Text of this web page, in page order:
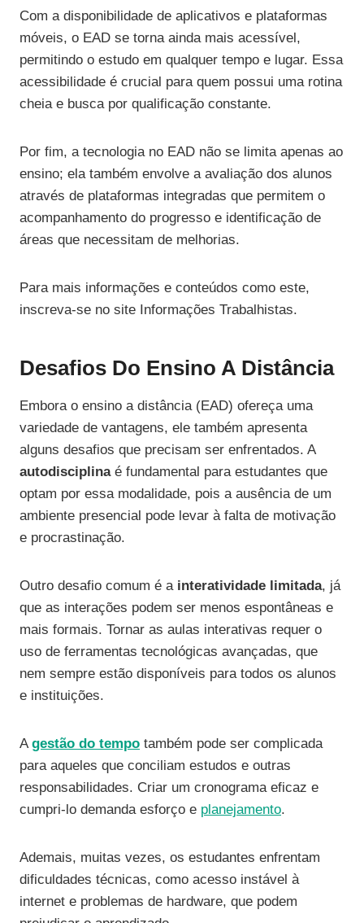
Com a disponibilidade de aplicativos e plataformas
móveis, o EAD se torna ainda mais acessível,
permitindo o estudo em qualquer tempo e lugar. Essa
acessibilidade é crucial para quem possui uma rotina
cheia e busca por qualificação constante.
Por fim, a tecnologia no EAD não se limita apenas ao
ensino; ela também envolve a avaliação dos alunos
através de plataformas integradas que permitem o
acompanhamento do progresso e identificação de
áreas que necessitam de melhorias.
Para mais informações e conteúdos como este,
inscreva-se no site Informações Trabalhistas.
Desafios Do Ensino A Distância
Embora o ensino a distância (EAD) ofereça uma
variedade de vantagens, ele também apresenta
alguns desafios que precisam ser enfrentados. A
autodisciplinaé fundamental para estudantes que
optam por essa modalidade, pois a ausência de um
ambiente presencial pode levar à falta de motivação
e procrastinação.
Outro desafio comum é a interatividade limitada, já
que as interações podem ser menos espontâneas e
mais formais. Tornar as aulas interativas requer o
uso de ferramentas tecnológicas avançadas, que
nem sempre estão disponíveis para todos os alunos
e instituições.
Agestão do tempo também pode ser complicada
para aqueles que conciliam estudos e outras
responsabilidades. Criar um cronograma eficaz e
cumpri-lo demanda esforço e planejamento.
Ademais, muitas vezes, os estudantes enfrentam
dificuldades técnicas, como acesso instável à
internet e problemas de hardware, que podem